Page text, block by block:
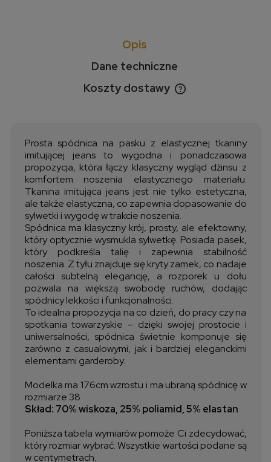
Opis
Dane techniczne
Koszty dostawy
Cena nie zawiera ewentualnych kosztów płatności
Prosta spódnica na pasku z elastycznej tkaniny
imitującej jeans to wygodna i ponadczasowa
propozycja, która łączy klasyczny wygląd dżinsu z
komfortem noszenia elastycznego materiału.
Tkanina imitująca jeans jest nie tylko estetyczna,
ale także elastyczna, co zapewnia dopasowanie do
sylwetki i wygodę w trakcie noszenia.
Spódnica ma klasyczny krój, prosty, ale efektowny,
który optycznie wysmukla sylwetkę. Posiada pasek,
który podkreśla talię i zapewnia stabilność
noszenia. Z tyłu znajduje się kryty zamek, co nadaje
całości subtelną elegancję, a rozporek u dołu
pozwala na większą swobodę ruchów, dodając
spódnicy lekkości i funkcjonalności.
To idealna propozycja na co dzień, do pracy czy na
spotkania towarzyskie – dzięki swojej prostocie i
uniwersalności, spódnica świetnie komponuje się
zarówno z casualowymi, jak i bardziej eleganckimi
elementami garderoby.
Modelka ma 176cm wzrostu i ma ubraną spódnicę w
rozmiarze 38
Skład: 70% wiskoza, 25% poliamid, 5% elastan
Poniższa tabela wymiarów pomoże Ci zdecydować,
który rozmiar wybrać. Wszystkie wartości podane są
w centymetrach.